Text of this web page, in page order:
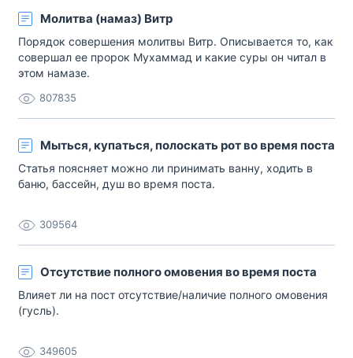
Молитва (намаз) Витр
Порядок совершения молитвы Витр. Описывается то, как
совершал ее пророк Мухаммад и какие суры он читал в
этом намазе.
807835
Мыться, купаться, полоскать рот во время поста
Статья поясняет можно ли принимать ванну, ходить в
баню, бассейн, душ во время поста.
309564
Отсутствие полного омовения во время поста
Влияет ли на пост отсутствие/наличие полного омовения
(гусль).
349605